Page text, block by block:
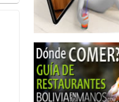
Médico estético
Médicos Cirujanos
Reconstrucción capilar
Tratamiento capilar
Clínicas particulares
Cirugía general
Clínicas Privadas